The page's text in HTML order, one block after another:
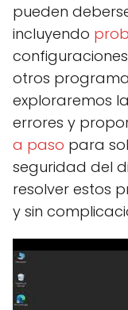
pueden
incluyendo
otros
exploraremos
errores y
a paso para
seguridad del
resolver estos
y sin